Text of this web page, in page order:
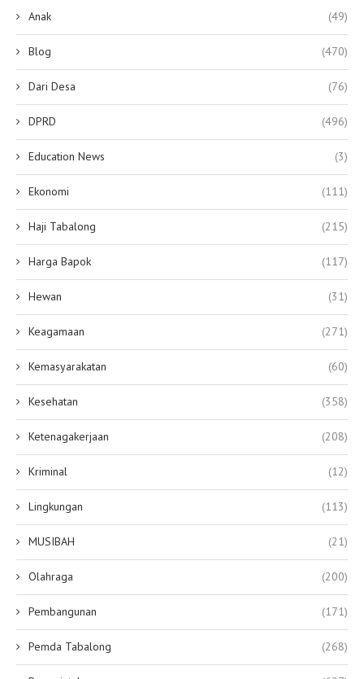
Anak (49)
Blog (470)
Dari Desa (76)
DPRD (496)
Education News (3)
Ekonomi (111)
Haji Tabalong (215)
Harga Bapok (117)
Hewan (31)
Keagamaan (271)
Kemasyarakatan (60)
Kesehatan (358)
Ketenagakerjaan (208)
Kriminal (12)
Lingkungan (113)
MUSIBAH (21)
Olahraga (200)
Pembangunan (171)
Pemda Tabalong (268)